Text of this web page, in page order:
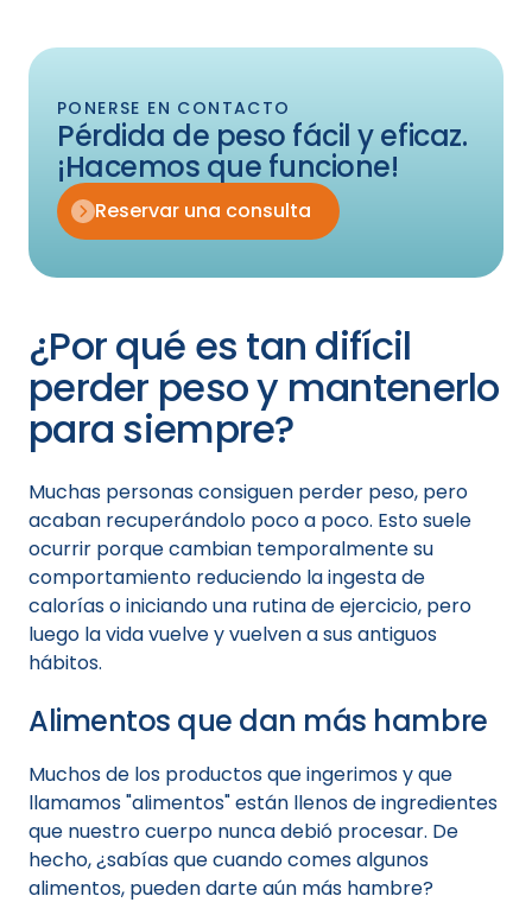
PONERSE EN CONTACTO
Pérdida de peso fácil y eficaz.
¡Hacemos que funcione!
Reservar una consulta
¿Por qué es tan difícil
perder peso y mantenerlo
para siempre?
Muchas personas consiguen perder peso, pero
acaban recuperándolo poco a poco. Esto suele
ocurrir porque cambian temporalmente su
comportamiento reduciendo la ingesta de
calorías o iniciando una rutina de ejercicio, pero
luego la vida vuelve y vuelven a sus antiguos
hábitos.
Alimentos que dan más hambre
Muchos de los productos que ingerimos y que
llamamos "alimentos" están llenos de ingredientes
que nuestro cuerpo nunca debió procesar. De
hecho, ¿sabías que cuando comes algunos
alimentos, pueden darte aún más hambre?